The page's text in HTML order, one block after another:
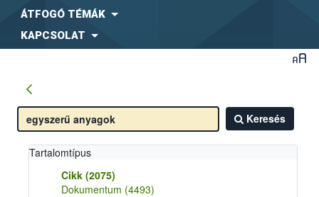
ÁTFOGÓ TÉMÁK
KAPCSOLAT
Keresés
Tartalomtípus
Cikk (2075)
Dokumentum (4493)